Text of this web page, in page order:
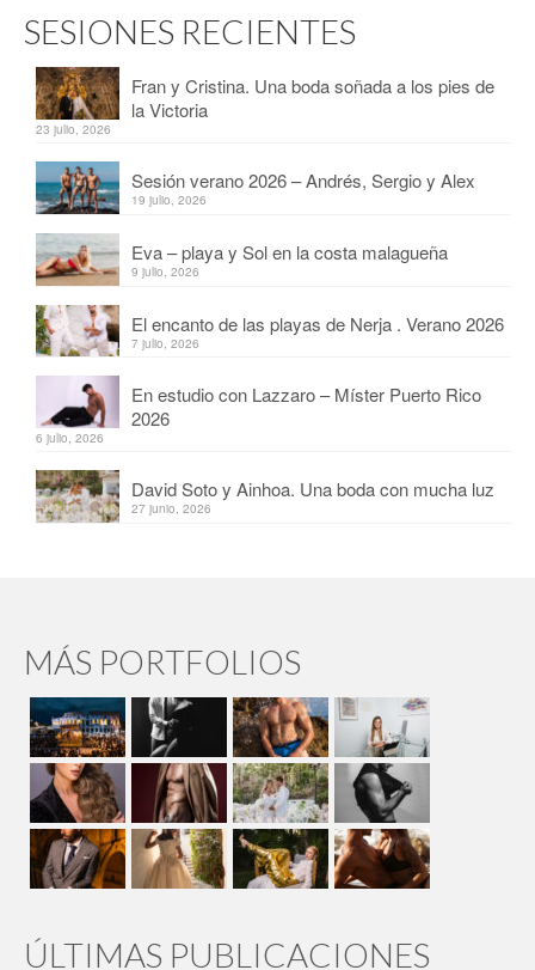
SESIONES RECIENTES
Fran y Cristina. Una boda soñada a los pies de
la Victoria
23 julio, 2026
Sesión verano 2026 – Andrés, Sergio y Alex
19 julio, 2026
Eva – playa y Sol en la costa malagueña
9 julio, 2026
El encanto de las playas de Nerja . Verano 2026
7 julio, 2026
En estudio con Lazzaro – Míster Puerto Rico
2026
6 julio, 2026
David Soto y Ainhoa. Una boda con mucha luz
27 junio, 2026
MÁS PORTFOLIOS
ÚLTIMAS PUBLICACIONES